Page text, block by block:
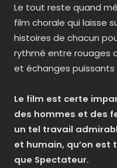
Le tout reste quand
film chorale qui laisse
histoires de chacun
rythmé entre rouages
et échanges puissants
Le film est certe
des hommes et des
un tel travail
et humain, qu’on
que Spectateur.